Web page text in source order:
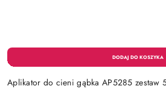
Aplikator do cieni gąbka AP5285 zestaw